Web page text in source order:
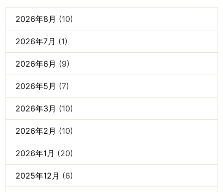
2026年8月 (10)
2026年7月 (1)
2026年6月 (9)
2026年5月 (7)
2026年3月 (10)
2026年2月 (10)
2026年1月 (20)
2025年12月 (6)